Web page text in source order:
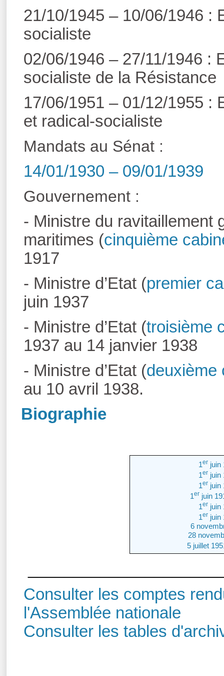
21/10/1945 – 10/06/1946 :
socialiste
02/06/1946 – 27/11/1946 :
socialiste de la Résistance
17/06/1951 – 01/12/1955 :
et radical-socialiste
Mandats au Sénat :
14/01/1930 – 09/01/1939
Gouvernement :
- Ministre du ravitaillement
maritimes (cinquième
1917
- Ministre d’Etat (premier
juin 1937
- Ministre d’Etat (troisième
1937 au 14 janvier 1938
- Ministre d’Etat (deuxième
au 10 avril 1938.
Biographie
1er juin
1er juin
1er juin
1er juin
1er juin
1er juin
6
28
5 juillet
Consulter les comptes
l'Assemblée nationale
Consulter les tables